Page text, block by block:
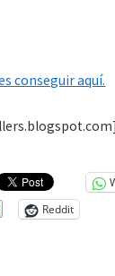
conseguir aquí.
Reddit